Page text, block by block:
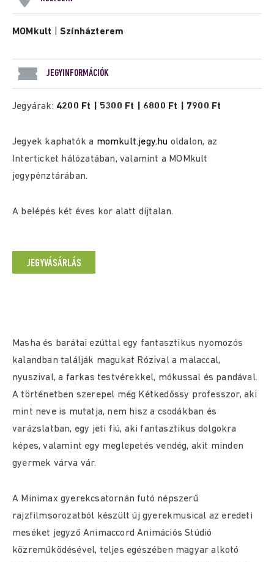
MOMkult |Színházterem
JEGYINFORMÁCIÓK
Jegyárak: 4200 Ft | 5300 Ft | 6800 Ft | 7900 Ft
Jegyek kaphatók a momkult.jegy.hu oldalon, az
Interticket hálózatában, valamint a MOMkult
jegypénztárában.
A belépés két éves kor alatt díjtalan.
JEGYVÁSÁRLÁS
Masha és barátai ezúttal egy fantasztikus nyomozós
kalandban találják magukat Rózival a malaccal,
nyuszival, a farkas testvérekkel, mókussal és pandával.
A történetben szerepel még Kétkedőssy professzor, aki
mint neve is mutatja, nem hisz a csodákban és
varázslatban, egy jeti fiú, aki fantasztikus dolgokra
képes, valamint egy meglepetés vendég, akit minden
gyermek várva vár.
A Minimax gyerekcsatornán futó népszerű
rajzfilmsorozatból készült új gyerekmusical az eredeti
meséket jegyző Animaccord Animációs Stúdió
közreműködésével, teljes egészében magyar alkotó